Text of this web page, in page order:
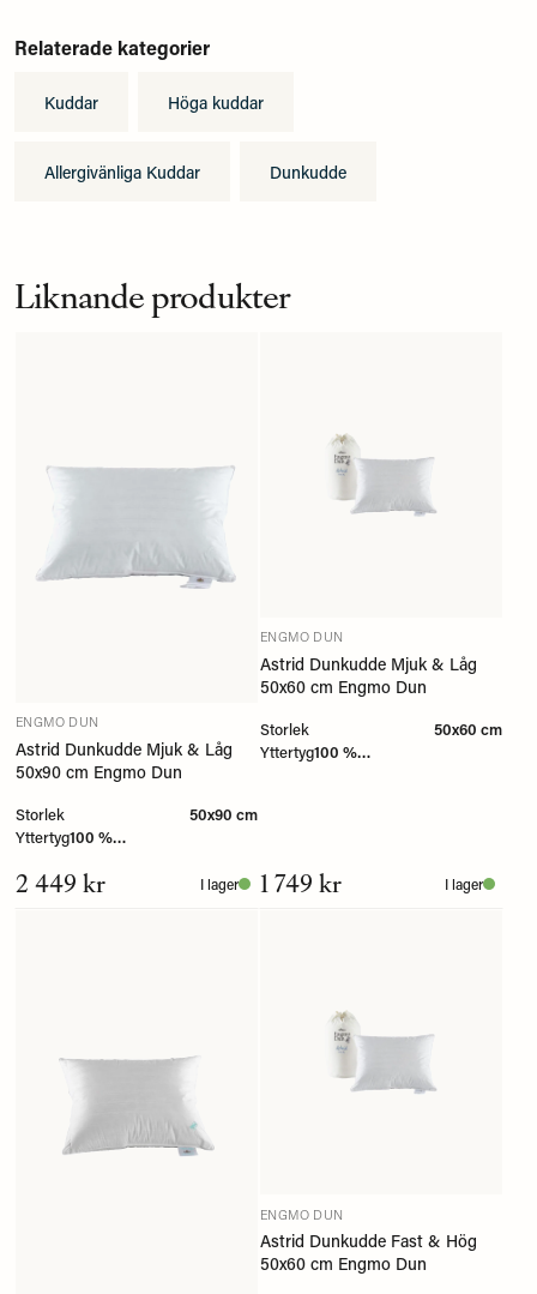
Relaterade kategorier
Kuddar Höga kuddar
Allergivänliga Kuddar Dunkudde
Liknande produkter
ENGMO DUN
Astrid Dunkudde Mjuk & Låg
50x90 cm Engmo Dun
Storlek
50x90 cm
Yttertyg100 %
2 449 kr I lager
ENGMO DUN
Astrid Dunkudde Mjuk & Låg
50x60 cm Engmo Dun
Storlek
50x60 cm
Yttertyg100 %
1 749 kr I lager
ENGMO DUN
Astrid Dunkudde Fast & Hög
50x60 cm Engmo Dun